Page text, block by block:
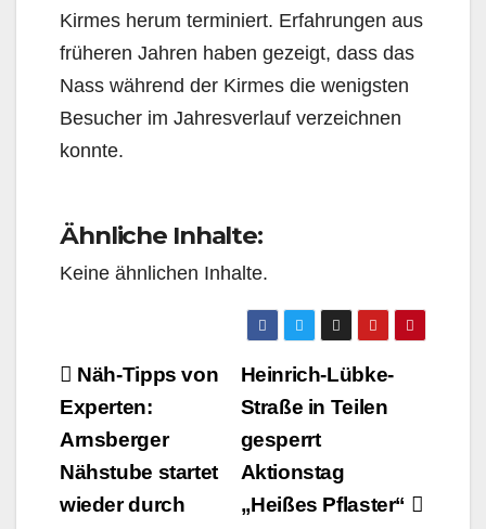
Kirmes herum terminiert. Erfahrungen aus
früheren Jahren haben gezeigt, dass das
Nass während der Kirmes die wenigsten
Besucher im Jahresverlauf verzeichnen
konnte.
Ähnliche Inhalte:
Keine ähnlichen Inhalte.
Beitragsnavigation
Heinrich-Lübke-
Straße in Teilen
gesperrt
Aktionstag
„Heißes Pflaster“
Näh-Tipps von
Experten:
Arnsberger
Nähstube startet
wieder durch